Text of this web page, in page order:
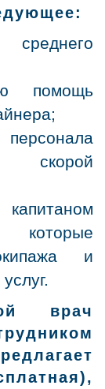
среднего
помощь
персонала
скорой
которые
и
врач